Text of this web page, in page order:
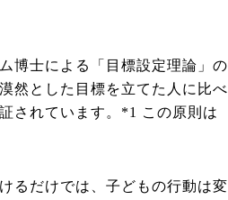
博士による「目標設定理論」の
然とした目標を立てた人に比べ
されています。*1 この原則は
るだけでは、子どもの行動は変